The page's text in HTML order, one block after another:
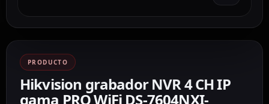
PRODUCTO
Hikvision grabador NVR 4 CH IP
gama PRO WiFi DS-7604NXI-